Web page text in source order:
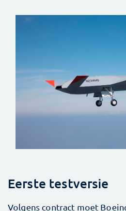
Eerste testversie
Volgens contract moet